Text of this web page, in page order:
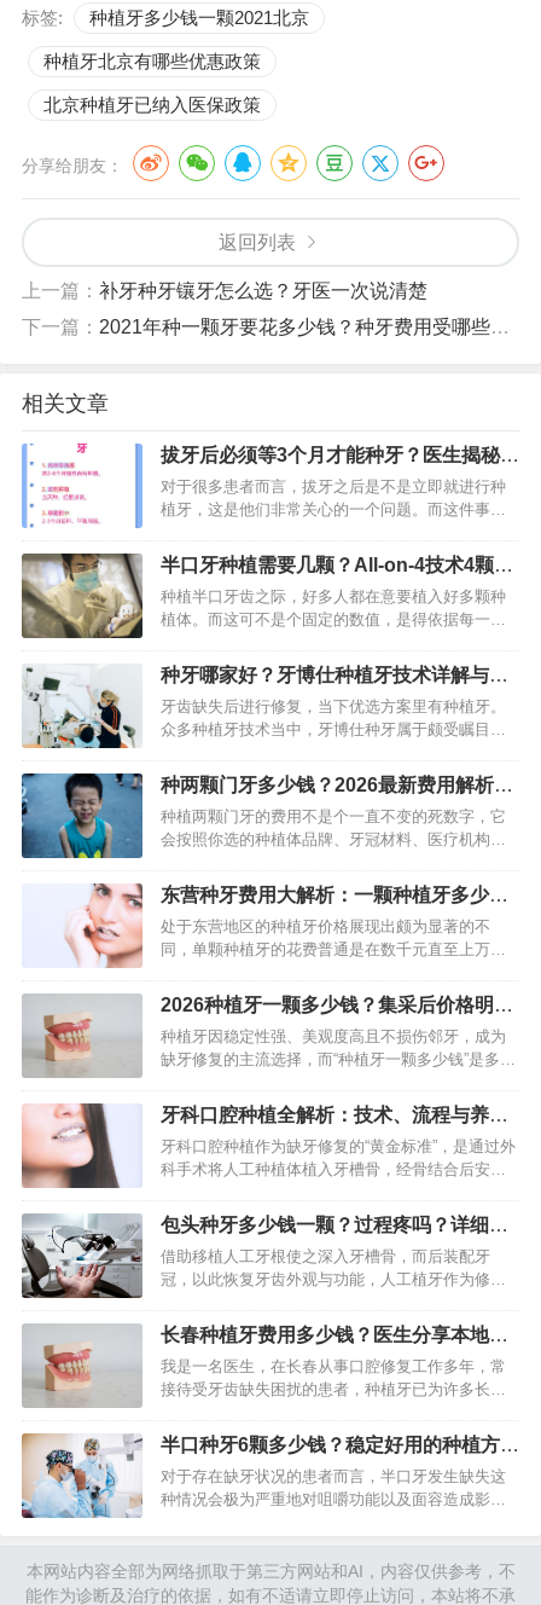
标签: 种植牙多少钱一颗2021北京
种植牙北京有哪些优惠政策
北京种植牙已纳入医保政策
分享给朋友：
返回列表
上一篇： 补牙种牙镶牙怎么选？牙医一次说清楚
下一篇： 2021年种一颗牙要花多少钱？种牙费用受哪些因素影响？来看分析
相关文章
拔牙后必须等3个月才能种牙？医生揭秘最
佳种植时机
对于很多患者而言，拔牙之后是不是立即就进行种
植牙，这是他们非常关心的一个问题。而这件事情
者整体的健康情形来综合进行判断的，并不是在所
有的情形之下都适配得上马…
半口牙种植需要几颗？All-on-4技术4颗就
够了，费用详解
种植半口牙齿之际，好多人都在意要植入好多颗种
植体。而这可不是个固定的数值，是得依据每一位
定的个性化方案。本文会为你弄清楚其中的关键考
量要素。 半口种植牙需要…
种牙哪家好？牙博仕种植牙技术详解与适
用人群
牙齿缺失后进行修复，当下优选方案里有种植牙。
众多种植牙技术当中，牙博仕种牙属于颇受瞩目的
关注意思。它主要是通过植入人工牙根这种办法，
进而切实恢复牙齿的功能以…
种两颗门牙多少钱？2026最新费用解析与
价格构成
种植两颗门牙的费用不是个一直不变的死数字，它
会按照你选的种植体品牌、牙冠材料、医疗机构、
植费用一般在1万到3万元范围，这样两颗门牙总体
花费大概在2万至6万元…
东营种牙费用大解析：一颗种植牙多少
钱？主要看这三部分
处于东营地区的种植牙价格展现出颇为显著的不
同，单颗种植牙的花费普通是在数千元直至上万元
研的工作者，我清楚知晓这个价格背后可不是仅仅
一个单纯的数字，而是众多因…
2026种植牙一颗多少钱？集采后价格明细
+省钱技巧
种植牙因稳定性强、美观度高且不损伤邻牙，成为
缺牙修复的主流选择，而“种植牙一颗多少钱”是多数
面落地，叠加地方医保补贴，单颗种植牙价格较往
年大幅下降，目前…
牙科口腔种植全解析：技术、流程与养护
指南（2026版）
牙科口腔种植作为缺牙修复的“黄金标准”，是通过外
科手术将人工种植体植入牙槽骨，经骨结合后安装
较于传统镶牙方式，它凭借稳固性强、美观自然、
不损伤邻牙等优势，成…
包头种牙多少钱一颗？过程疼吗？详细解
答来了
借助移植人工牙根使之深入牙槽骨，而后装配牙
冠，以此恢复牙齿外观与功能，人工植牙作为修复
技术普及，植牙已然成为常规治疗选项，然而患者
仍需知晓关键信息方可做出明…
长春种植牙费用多少钱？医生分享本地种
牙手术过程与价格
我是一名医生，在长春从事口腔修复工作多年，常
接待受牙齿缺失困扰的患者，种植牙已为许多长春
入人工牙根支撑牙冠，既能恢复咀嚼功能，又能防
止牙槽骨萎缩，今天我会结…
半口种牙6颗多少钱？稳定好用的种植方案
解析
对于存在缺牙状况的患者而言，半口牙发生缺失这
种情况会极为严重地对咀嚼功能以及面容造成影
种修复方案。在这当中，有一…
本网站内容全部为网络抓取于第三方网站和AI，内容仅供参考，不
能作为诊断及治疗的依据，如有不适请立即停止访问，本站将不承